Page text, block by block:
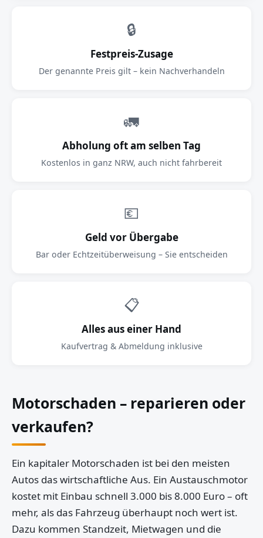
🔒
Festpreis-Zusage
Der genannte Preis gilt – kein Nachverhandeln
🚛
Abholung oft am selben Tag
Kostenlos in ganz NRW, auch nicht fahrbereit
💶
Geld vor Übergabe
Bar oder Echtzeitüberweisung – Sie entscheiden
📋
Alles aus einer Hand
Kaufvertrag & Abmeldung inklusive
Motorschaden – reparieren oder
verkaufen?
Ein kapitaler Motorschaden ist bei den meisten
Autos das wirtschaftliche Aus. Ein Austauschmotor
kostet mit Einbau schnell 3.000 bis 8.000 Euro – oft
mehr, als das Fahrzeug überhaupt noch wert ist.
Dazu kommen Standzeit, Mietwagen und die